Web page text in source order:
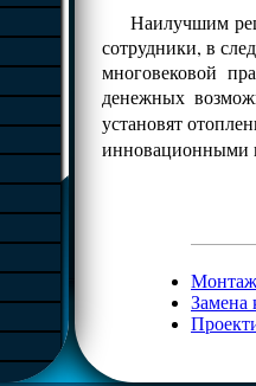
Наилучшим
сотрудники, в
многовековой
денежных
установят
Монтаж
Замена